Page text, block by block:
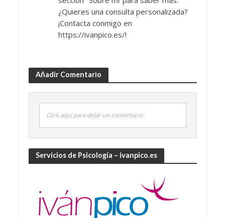
¿Quieres una consulta personalizada?
¡Contacta conmigo en
https://ivanpico.es/!
Añadir Comentario
Click aquí para dejar un comentario
Servicios de Psicología – ivanpico.es